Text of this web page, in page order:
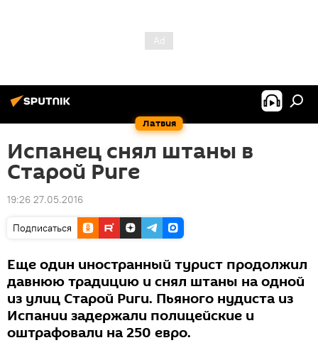
Латвия
Испанец снял штаны в
Старой Риге
19:26 27.05.2016
Подписаться
Еще один иностранный турист продолжил
давнюю традицию и снял штаны на одной
из улиц Старой Риги. Пьяного нудиста из
Испании задержали полицейские и
оштрафовали на 250 евро.